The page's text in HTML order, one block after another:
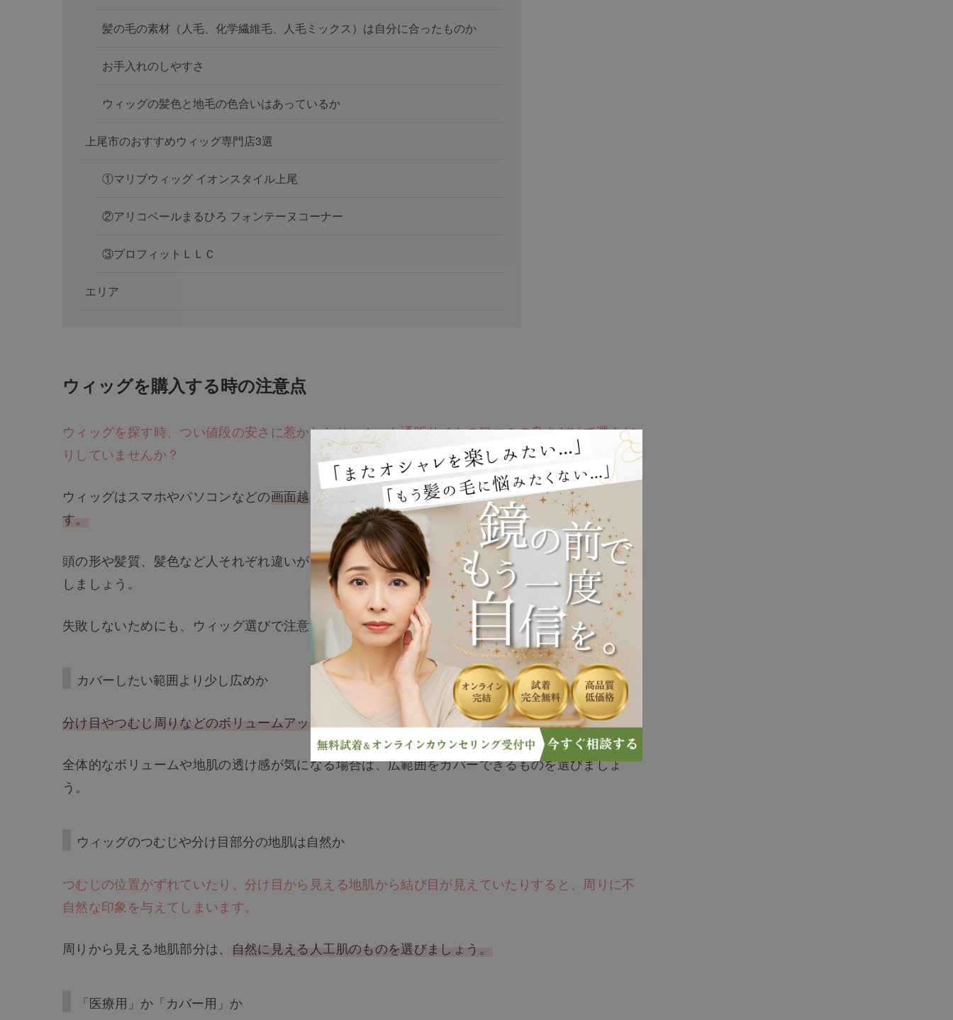
髪の毛の素材（人毛、化学繊維毛、人毛ミックス）は自分に合ったものか
お手入れのしやすさ
ウィッグの髪色と地毛の色合いはあっているか
上尾市のおすすめウィッグ専門店3選
①マリブウィッグ イオンスタイル上尾
②アリコベールまるひろ フォンテーヌコーナー
③プロフィットＬＬＣ
エリア
ウィッグを購入する時の注意点
ウィッグを探す時、つい値段の安さに惹かれたり、ネット通販サイトの口コミの良さだけで選んだ
りしていませんか？
ウィッグはスマホやパソコンなどの画面越しで見る場合と実物で見る場合とでは、印象が異なりま
す。
頭の形や髪質、髪色など人それぞれ違いがありますので、自分に合ったウィッグを購入するように
しましょう。
失敗しないためにも、ウィッグ選びで注意する6つポイントを以下でご紹介します。
カバーしたい範囲より少し広めか
分け目やつむじ周りなどのボリュームアップが目的であれば、小さいサイズがおすすめです。
全体的なボリュームや地肌の透け感が気になる場合は、広範囲をカバーできるものを選びましょ
う。
ウィッグのつむじや分け目部分の地肌は自然か
つむじの位置がずれていたり、分け目から見える地肌から結び目が見えていたりすると、周りに不
自然な印象を与えてしまいます。
周りから見える地肌部分は、 自然に見える人工肌のものを選びましょう。
「医療用」か「カバー用」か